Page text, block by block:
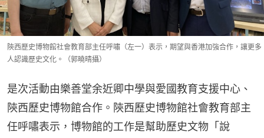
陝西歷史博物館社會教育部主任呼嘯（左一）表示，期望與香港加強合作，讓更多
人認識歷史文化。（郭曉晴攝）
是次活動由樂善堂余近卿中學與愛國教育支援中心、
陝西歷史博物館合作。陝西歷史博物館社會教育部主
任呼嘯表示，博物館的工作是幫助歷史文物「說